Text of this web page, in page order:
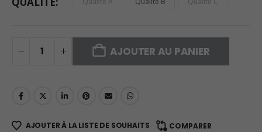
AJOUTER AU PANIER
AJOUTER À LA LISTE DE SOUHAITS COMPARER